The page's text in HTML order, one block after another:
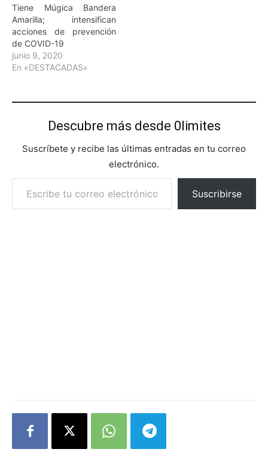
Tiene Múgica Bandera
Amarilla; intensifican
acciones de prevención
de COVID-19
junio 9, 2020
En «DESTACADAS»
Descubre más desde 0limites
Suscríbete y recibe las últimas entradas en tu correo
electrónico.
Escribe tu correo electrónico…
Suscribirse